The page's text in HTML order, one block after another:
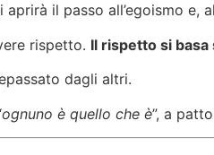
il passo all’egoismo e,
rispetto. Il rispetto si basa
dagli altri.
ognuno è quello che è”, a